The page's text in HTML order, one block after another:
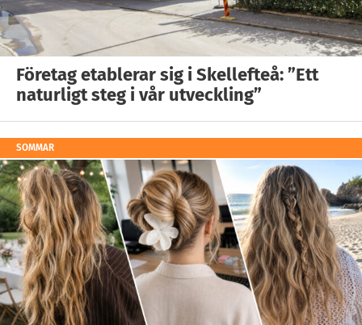
Företag etablerar sig i Skellefteå: ”Ett
naturligt steg i vår utveckling”
SOMMAR